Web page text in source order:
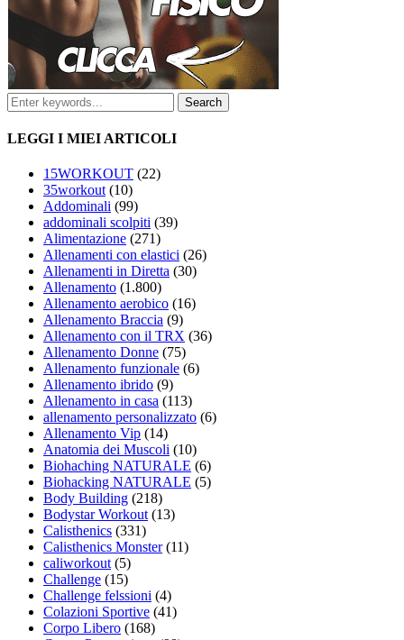
LEGGI I MIEI ARTICOLI
15WORKOUT (22)
35workout (10)
Addominali (99)
addominali scolpiti (39)
Alimentazione (271)
Allenamenti con elastici (26)
Allenamenti in Diretta (30)
Allenamento (1.800)
Allenamento aerobico (16)
Allenamento Braccia (9)
Allenamento con il TRX (36)
Allenamento Donne (75)
Allenamento funzionale (6)
Allenamento ibrido (9)
Allenamento in casa (113)
allenamento personalizzato (6)
Allenamento Vip (14)
Anatomia dei Muscoli (10)
Biohaching NATURALE (6)
Biohacking NATURALE (5)
Body Building (218)
Bodystar Workout (13)
Calisthenics (331)
Calisthenics Monster(11)
caliworkout (5)
Challenge (15)
Challenge felssioni (4)
Colazioni Sportive (41)
Corpo Libero (168)